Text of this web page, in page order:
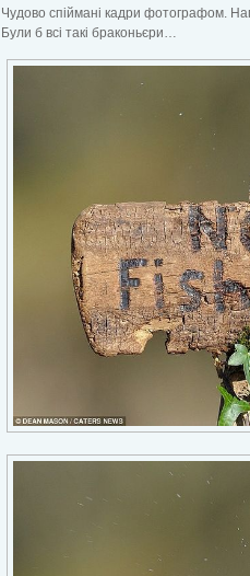
Чудово спіймані кадри фотографом.
Були б всі такі браконьєри…